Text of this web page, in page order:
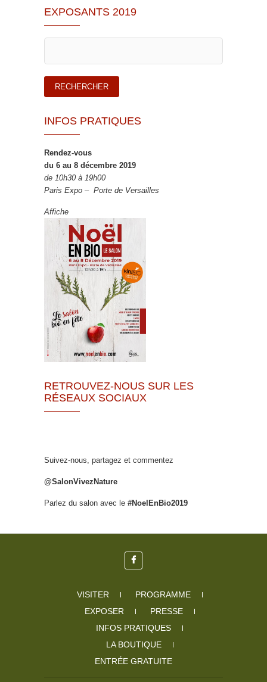
EXPOSANTS 2019
INFOS PRATIQUES
Rendez-vous
du 6 au 8 décembre 2019
de 10h30 à 19h00
Paris Expo – Porte de Versailles
Affiche
RETROUVEZ-NOUS SUR LES
RÉSEAUX SOCIAUX
Suivez-nous, partagez et commentez
@SalonVivezNature
Parlez du salon avec le #NoelEnBio2019
VISITER
PROGRAMME
EXPOSER
PRESSE
INFOS PRATIQUES
LA BOUTIQUE
ENTRÉE GRATUITE